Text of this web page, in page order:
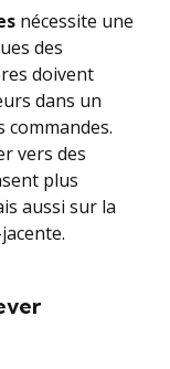
nécessite une
des
doivent
dans un
commandes.
vers des
plus
aussi sur la